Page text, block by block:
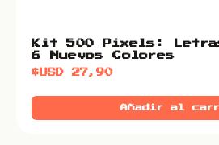
Kit 500 Pixels:
6 Nuevos Colores
$USD27,90
Añadir al